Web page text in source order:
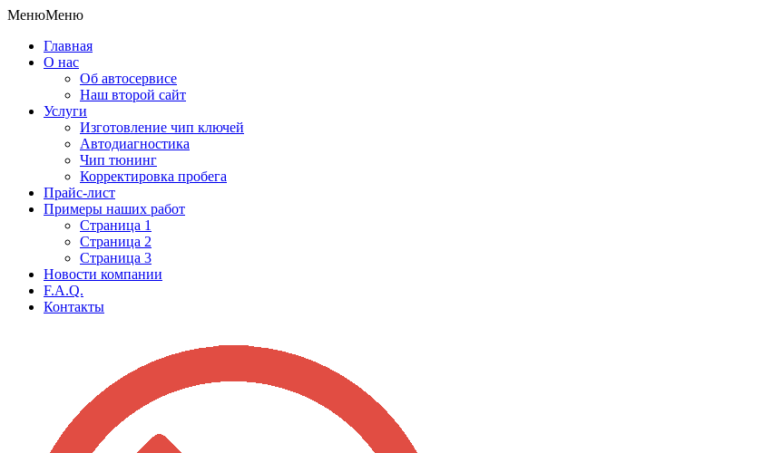
МенюМеню
Главная
О нас
Об автосервисе
Наш второй сайт
Услуги
Изготовление чип ключей
Автодиагностика
Чип тюнинг
Корректировка пробега
Прайс-лист
Примеры наших работ
Страница 1
Страница 2
Страница 3
Новости компании
F.A.Q.
Контакты